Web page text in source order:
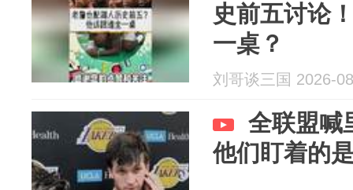
史前五讨论
一桌？
刘哥谈三国 2026-
全联盟喊
他们盯着的